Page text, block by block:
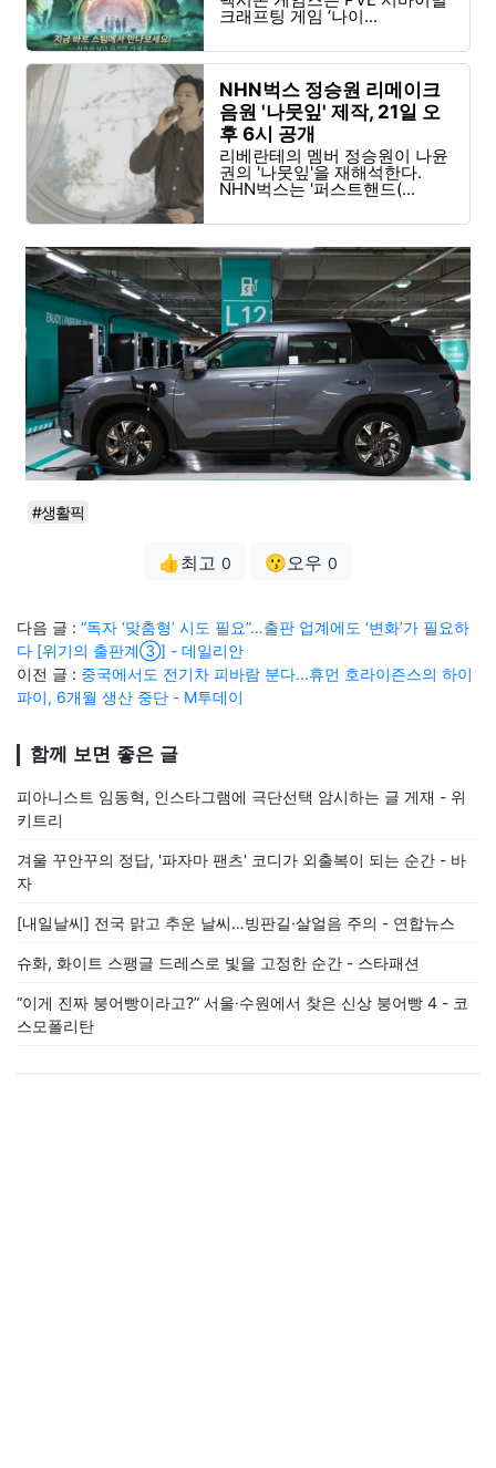
크래프팅 게임 ‘나이...
NHN벅스 정승원 리메이크
음원 '나뭇잎' 제작, 21일 오
후 6시 공개
리베란테의 멤버 정승원이 나윤
권의 '나뭇잎'을 재해석한다.
NHN벅스는 '퍼스트핸드(...
#생활픽
👍최고 0 😗오우 0
다음 글 : “독자 ‘맞춤형’ 시도 필요”…출판 업계에도 ‘변화’가 필요하
다 [위기의 출판계③] - 데일리안
이전 글 : 중국에서도 전기차 피바람 분다...휴먼 호라이즌스의 하이
파이, 6개월 생산 중단 - M투데이
함께 보면 좋은 글
피아니스트 임동혁, 인스타그램에 극단선택 암시하는 글 게재 - 위
키트리
겨울 꾸안꾸의 정답, '파자마 팬츠' 코디가 외출복이 되는 순간 - 바
자
[내일날씨] 전국 맑고 추운 날씨…빙판길·살얼음 주의 - 연합뉴스
슈화, 화이트 스팽글 드레스로 빛을 고정한 순간 - 스타패션
“이게 진짜 붕어빵이라고?” 서울·수원에서 찾은 신상 붕어빵 4 - 코
스모폴리탄